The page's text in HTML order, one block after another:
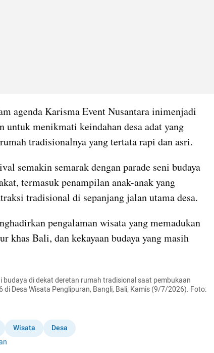
agenda Karisma Event Nusantara inimenjadi
untuk menikmati keindahan desa adat yang
tradisionalnya yang tertata rapi dan asri.
semakin semarak dengan parade seni budaya
termasuk penampilan anak-anak yang
tradisional di sepanjang jalan utama desa.
pengalaman wisata yang memadukan
khas Bali, dan kekayaan budaya yang masih
budaya di dekat deretan rumah tradisional saat pembukaan
di Desa Wisata Penglipuran, Bangli, Bali, Kamis (9/7/2026). Foto:
Wisata
Desa